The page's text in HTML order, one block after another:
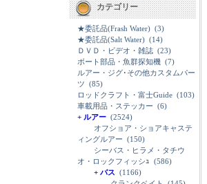
カテゴリー
★委託品(Frash Water) (3)
★委託品(Salt Water) (14)
ＤＶＤ・ビデオ・雑誌 (23)
ボート部品・魚群探知機 (7)
ルアー・ジグ･その他カスタムパー
ツ (85)
ロッドクラフト・富士Guide (103)
車載用品・ステッカー (6)
+ ルアー (2524)
オフショア・ショアキャステ
ィングルアー (150)
シーバス・ヒラメ・タチウ
オ・ロックフィッシｭ (586)
+ バス (1166)